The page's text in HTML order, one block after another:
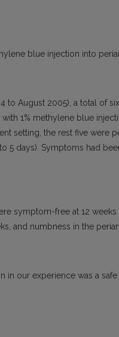
blue injection into
to August 2005), a total of
1% methylene blue
setting, the rest five were
5 days). Symptoms had
symptom-free at 12
and numbness in the
in our experience was a